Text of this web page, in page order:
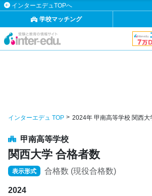
インターエデュTOPへ
学校マッチング
インターエデュ TOP 2024年 甲南高等学校 関西
甲南高等学校
関西大学 合格者数
表示形式 合格数 (現役合格数)
2024